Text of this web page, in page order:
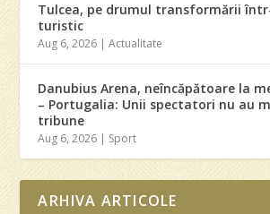
Tulcea, pe drumul transformării
turistic
Aug 6, 2026 |Actualitate
Danubius Arena, neîncăpătoare la
– Portugalia: Unii spectatori nu au
tribune
Aug 6, 2026 Sport
ARHIVA ARTICOLE